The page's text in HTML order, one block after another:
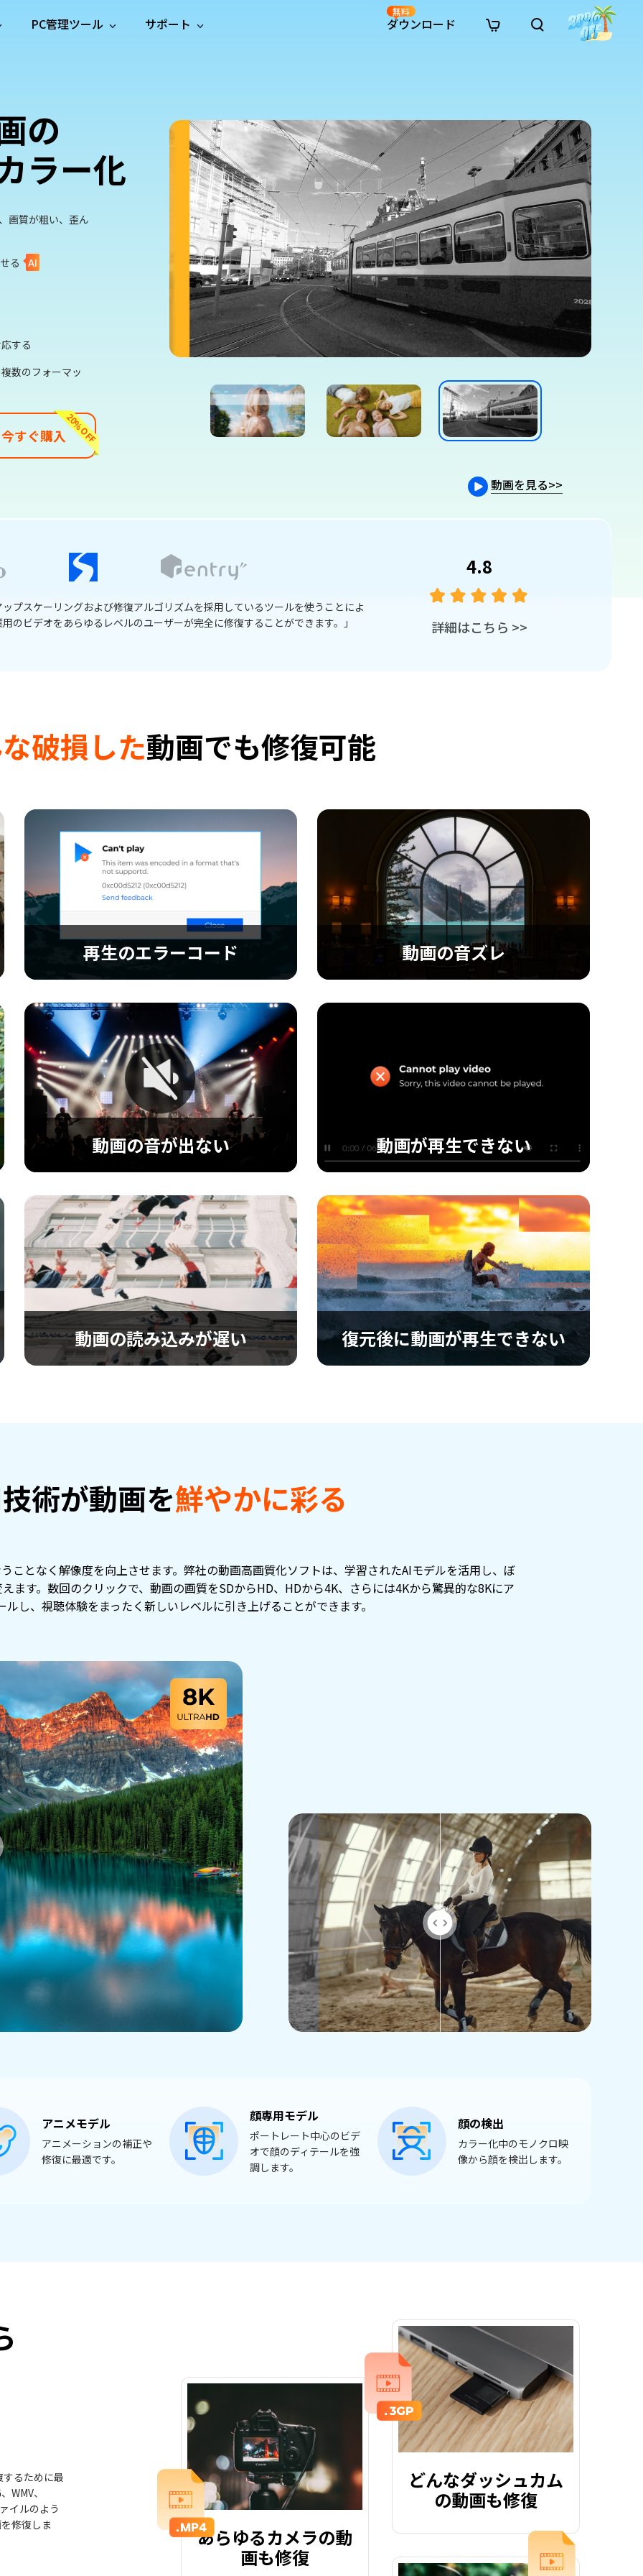
データ復元
のデータを復元
LINE データ復元
LINEのデータを復元
· USBデータ復元
· ゴミ箱復元
· ファイル復元
· エクセル復元
· 写真復元
· 動画復元
動画修
復
メント
音声修
復
動画高
画質化
写真高
画質化
AI
オンライン写真修復
オンラインファイル修復
オンライン音声修復
· シネマ風AI画像プロンプト
· アニメ実写化プロンプト
· AIアニメポートレートプロンプト
· AIレゴ風写真プロンプト
PC管理ツール
を検出・削除
Cleamio
リーンアップ＆最適化
WindowsのDLLエラーを修復
Email Repair
破損したPST/OSTファイルを修復
· ハードディスクをクローン
· 重複検索（Mac）
· Cドライブを拡張
· ディスク容量を解放
· MBRをGPTに変換
· Macストレージを整理
サポート
イドセンター
イド
処法
ダウンロード
無料
の
ラー化
画質が粗い、歪ん
る AI
する
数のフォーマッ
今すぐ購入20%OFF
動画を見る>>
とができるので、とても便利なツールです。どんな情熱的なビデオグラファー
分の作品を向上させるのに役立ちます。」
「4DDiG 動画修復は動画の破損問題に対応する優
4.8
詳細はこちら >>
破損した動画でも修復可能
再生のエラーコード
再生のエラーコード
0xc00d36c4、224003、232011などのさまざま
なビデオ再生エラーコードを簡単に修正し、エ
ラーのない再生を実現します。
動画の音ズレ
動画の音ズレ問題を補正し、音と映像を同期さ
動画の音が出ない
動画の音が出ない
音声が出ない動画を修復し、完全なオーディオ
ビジュアル体験を提供します。
動画が再生できない
動画が再生できない
読み込みや書き込みができない動画を修復し、
正常に再生できるようにします。
動画の読み込みが遅い 復元後に動画が再生できない
術が動画を鮮やかに彩る
ことなく解像度を向上させます。弊社の動画高画質化ソフトは、学習されたAIモデルを活用し、ぼ
ます。数回のクリックで、動画の画質をSDからHD、HDから4K、さらには4Kから驚異的な8Kにア
ルし、視聴体験をまったく新しいレベルに引き上げることができます。
アニメモデル
アニメーションの補正や
修復に最適です。
顔専用モデル
ポートレート中心のビデ
オで顔のディテールを強
調します。
顔の検出
カラー化中のモノクロ映
像から顔を検出します。
るために最
WMV、
イルのよう
修復しま
あらゆるカメラの動
画も修復
どんなダッシュカム
の動画も修復